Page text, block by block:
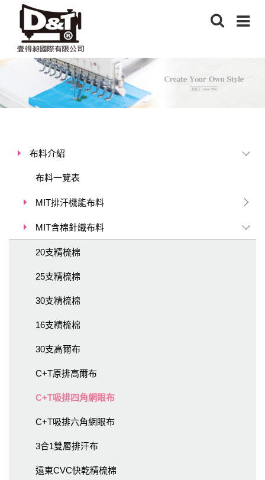
布料介紹
布料一覽表
MIT排汗機能布料
MIT含棉針織布料
20支精梳棉
25支精梳棉
30支精梳棉
16支精梳棉
30支高爾布
C+T原排高爾布
C+T吸排四角網眼布
C+T吸排六角網眼布
3合1雙層排汗布
遠東CVC快乾精梳棉